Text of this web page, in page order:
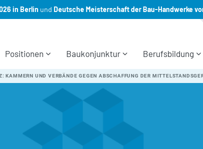
in Berlin und Deutsche Meisterschaft der Bau-Handwerke
Positionen Baukonjunktur Berufsbildung
KAMMERN UND VERBÄNDE GEGEN ABSCHAFFUNG DER